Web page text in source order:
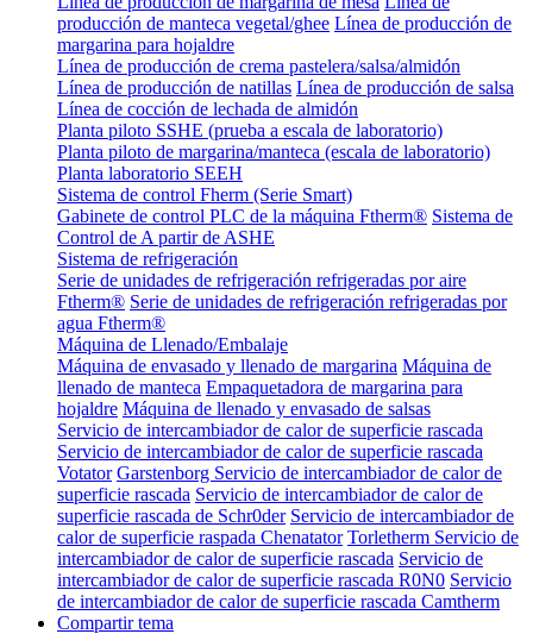
producción de manteca vegetal/ghee Línea de producción de
margarina para hojaldre
Línea de producción de crema pastelera/salsa/almidón
Línea de producción de natillas Línea de producción de salsa
Línea de cocción de lechada de almidón
Planta piloto SSHE (prueba a escala de laboratorio)
Planta piloto de margarina/manteca (escala de laboratorio)
Planta laboratorio SEEH
Sistema de control Fherm (Serie Smart)
Gabinete de control PLC de la máquina Ftherm® Sistema de
Control de A partir de ASHE
Sistema de refrigeración
Serie de unidades de refrigeración refrigeradas por aire
Ftherm® Serie de unidades de refrigeración refrigeradas por
agua Ftherm®
Máquina de Llenado/Embalaje
Máquina de envasado y llenado de margarina Máquina de
llenado de manteca Empaquetadora de margarina para
hojaldre Máquina de llenado y envasado de salsas
Servicio de intercambiador de calor de superficie rascada
Servicio de intercambiador de calor de superficie rascada
Votator Garstenborg Servicio de intercambiador de calor de
superficie rascada Servicio de intercambiador de calor de
superficie rascada de Schr0der Servicio de intercambiador de
calor de superficie raspada Chenatator Torletherm Servicio de
intercambiador de calor de superficie rascada Servicio de
intercambiador de calor de superficie rascada R0N0 Servicio
de intercambiador de calor de superficie rascada Camtherm
Compartir tema